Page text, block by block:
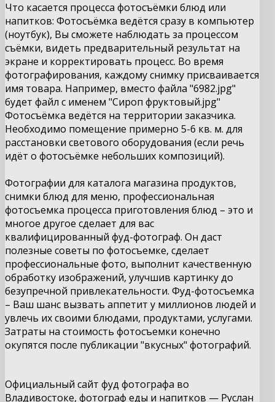
Что касается процесса фотосъёмки блюд или
напитков: Фотосъёмка ведётся сразу в компьютер
(ноутбук), Вы сможете наблюдать за процессом
съёмки, видеть предварительный результат на
экране и корректировать процесс. Во время
фотографирования, каждому снимку присваивается
имя товара. Например, вместо файла "6982.jpg"
будет файл с именем "Сироп фруктовый.jpg"
Фотосъёмка ведётся на территории заказчика.
Необходимо помещение примерно 5-6 кв. м. для
расстановки светового оборудования (если речь
идёт о фотосъёмке небольших композиций).
Фотографии для каталога магазина продуктов,
снимки блюд для меню, профессиональная
фотосъемка процесса приготовления блюд – это и
многое другое сделает для вас
квалифицированный фуд-фотограф. Он даст
полезные советы по фотосъемке, сделает
профессиональные фото, выполнит качественную
обработку изображений, улучшив картинку до
безупречной привлекательности. Фуд-фотосъемка
– Ваш шанс вызвать аппетит у миллионов людей и
увлечь их своими блюдами, продуктами, услугами.
Затраты на стоимость фотосъемки конечно
окупятся после публикации "вкусных" фотографий.
Официальный сайт фуд фотографа во
Владивостоке, фотограф еды и напитков — Руслан